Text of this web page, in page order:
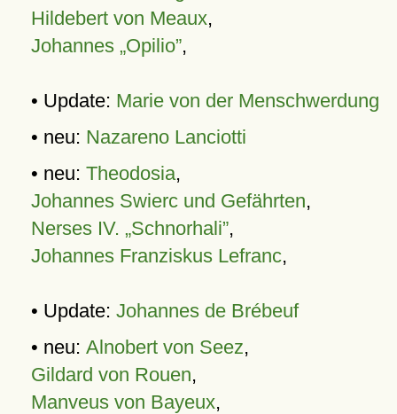
Hildebert von Meaux,
Johannes „Opilio”,
• Update: Marie von der Menschwerdung
• neu: Nazareno Lanciotti
• neu: Theodosia,
Johannes Swierc und Gefährten,
Nerses IV. „Schnorhali”,
Johannes Franziskus Lefranc,
• Update: Johannes de Brébeuf
• neu: Alnobert von Seez,
Gildard von Rouen,
Manveus von Bayeux,